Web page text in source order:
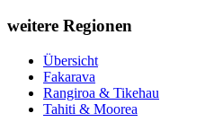
weitere Regionen
Übersicht
Fakarava
Rangiroa & Tikehau
Tahiti & Moorea